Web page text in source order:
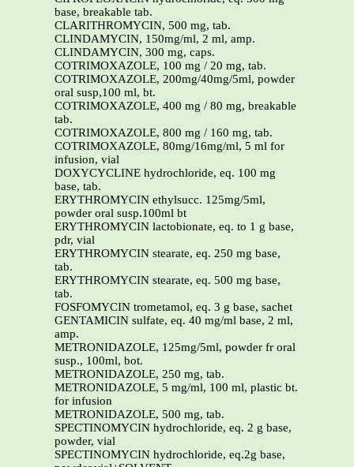
base, breakable tab.
CLARITHROMYCIN, 500 mg, tab.
CLINDAMYCIN, 150mg/ml, 2 ml, amp.
CLINDAMYCIN, 300 mg, caps.
COTRIMOXAZOLE, 100 mg / 20 mg, tab.
COTRIMOXAZOLE, 200mg/40mg/5ml, powder
oral susp,100 ml, bt.
COTRIMOXAZOLE, 400 mg / 80 mg, breakable
tab.
COTRIMOXAZOLE, 800 mg / 160 mg, tab.
COTRIMOXAZOLE, 80mg/16mg/ml, 5 ml for
infusion, vial
DOXYCYCLINE hydrochloride, eq. 100 mg
base, tab.
ERYTHROMYCIN ethylsucc. 125mg/5ml,
powder oral susp.100ml bt
ERYTHROMYCIN lactobionate, eq. to 1 g base,
pdr, vial
ERYTHROMYCIN stearate, eq. 250 mg base,
tab.
ERYTHROMYCIN stearate, eq. 500 mg base,
tab.
FOSFOMYCIN trometamol, eq. 3 g base, sachet
GENTAMICIN sulfate, eq. 40 mg/ml base, 2 ml,
amp.
METRONIDAZOLE, 125mg/5ml, powder fr oral
susp., 100ml, bot.
METRONIDAZOLE, 250 mg, tab.
METRONIDAZOLE, 5 mg/ml, 100 ml, plastic bt.
for infusion
METRONIDAZOLE, 500 mg, tab.
SPECTINOMYCIN hydrochloride, eq. 2 g base,
powder, vial
SPECTINOMYCIN hydrochloride, eq.2g base,